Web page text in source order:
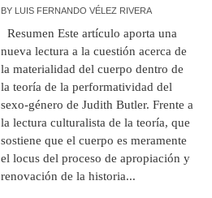
BY LUIS FERNANDO VÉLEZ RIVERA
Resumen Este artículo aporta una
nueva lectura a la cuestión acerca de
la materialidad del cuerpo dentro de
la teoría de la performatividad del
sexo-género de Judith Butler. Frente a
la lectura culturalista de la teoría, que
sostiene que el cuerpo es meramente
el locus del proceso de apropiación y
renovación de la historia...